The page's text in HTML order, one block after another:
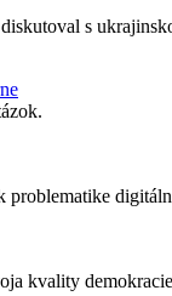
s
kvality